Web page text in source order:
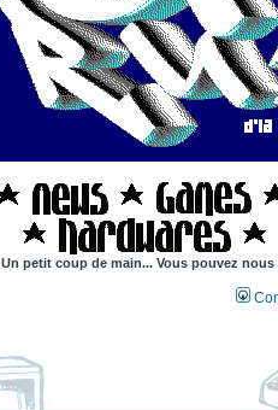
Un petit coup de main... Vous pouvez